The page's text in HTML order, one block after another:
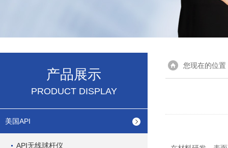
产品展示
PRODUCT DISPLAY
美国API
API无线球杆仪
您现在的位置